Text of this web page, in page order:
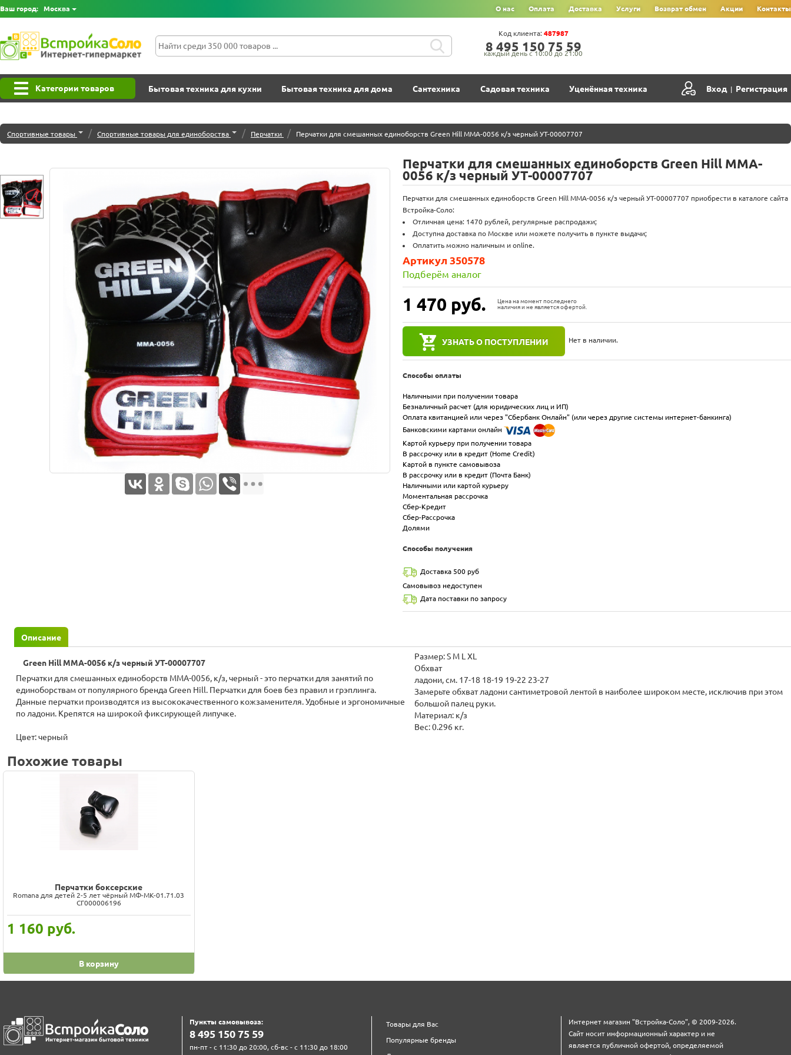
Ваш город: Москва О нас Оплата Доставка Услуги Возврат обмен Акции Контакты
8‍ 4‍9‍5‍ 1‍5‍0‍ 7‍5‍ 5‍9‍
каждый день с 10:00 до 21:00
Код клиента: 487987
Категории товаров Бытовая техника для кухни Бытовая техника для дома Сантехника Садовая техника Уценённая техника Вход | Регистрация
Спортивные товары / Спортивные товары для единоборства / Перчатки / Перчатки для смешанных единоборств Green Hill MMA-0056 к/з черный УТ-00007707
Перчатки для смешанных единоборств Green Hill MMA-
0056 к/з черный УТ-00007707
Перчатки для смешанных единоборств Green Hill MMA-0056 к/з черный УТ-00007707 приобрести в каталоге сайта
Встройка-Соло:
Отличная цена: 1470 рублей, регулярные распродажи;
Доступна доставка по Москве или можете получить в пункте выдачи;
Оплатить можно наличным и online.
1 470 руб.
Цена на момент последнего
наличия и не является офертой.
УЗНАТЬ О ПОСТУПЛЕНИИ Нет в наличии.
Артикул 350578
Подберём аналог
Способы оплаты
Наличными при получении товара
Безналичный расчет (для юридических лиц и ИП)
Оплата квитанцией или через "Сбербанк Онлайн" (или через другие системы интернет-банкинга)
Банковскими картами онлайн
Картой курьеру при получении товара
В рассрочку или в кредит (Home Credit)
Картой в пункте самовывоза
В рассрочку или в кредит (Почта Банк)
Наличными или картой курьеру
Моментальная рассрочка
Сбер-Кредит
Сбер-Рассрочка
Долями
Способы получения
Доставка 500 руб
Самовывоз недоступен
Дата поставки по запросу
Описание
Green Hill MMA-0056 к/з черный УТ-00007707
Перчатки для смешанных единоборств MMA-0056, к/з, черный - это перчатки для занятий по
единоборствам от популярного бренда Green Hill. Перчатки для боев без правил и грэплинга.
Данные перчатки производятся из высококачественного кожзаменителя. Удобные и эргономичные
по ладони. Крепятся на широкой фиксирующей липучке.
Цвет: черный
Размер: S M L XL
Обхват
ладони, см. 17-18 18-19 19-22 23-27
Замерьте обхват ладони сантиметровой лентой в наиболее широком месте, исключив при этом
большой палец руки.
Материал: к/з
Вес: 0.296 кг.
Похожие товары
Перчатки боксерские
Romana для детей 2-5 лет чёрный МФ-МК-01.71.03
СГ000006196
1 160 руб.
В корзину
Пункты самовывоза:
8‍ 4‍9‍5‍ 1‍5‍0‍ 7‍5‍ 5‍9‍
пн-пт - с 11:30 до 20:00, сб-вс - с 11:30 до 18:00
Товары для Вас
Популярные бренды
Интернет магазин "Встройка-Соло", © 2009-2026.
Сайт носит информационный характер и не
является публичной офертой, определяемой